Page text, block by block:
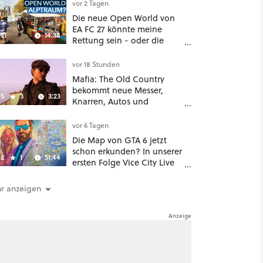
14:38
vor 2 Tagen
Die neue Open World von
EA FC 27 könnte meine
Rettung sein - oder die
3 3:23
vor 18 Stunden
Mafia: The Old Country
bekommt neue Messer,
Knarren, Autos und
hat mehr dabei als nur
Story
1 51:44
vor 6 Tagen
Die Map von GTA 6 jetzt
schon erkunden? In unserer
ersten Folge Vice City Live
anzeigen